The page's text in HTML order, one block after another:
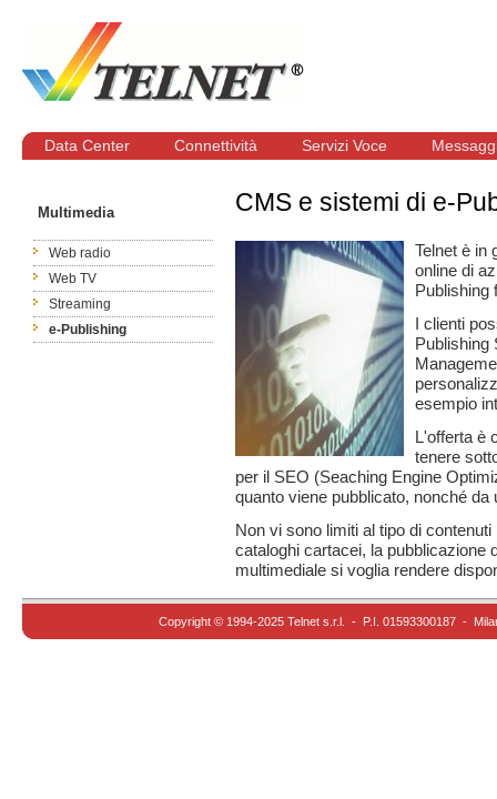
Data Center Connettività Servizi Voce
Multimedia
Web radio
Web TV
Streaming
e-Publishing
CMS e sistemi di e-
Telnet è in
online di
Publishing
I clienti
Publishing
esempio
L'offerta è
tenere
per il SEO (Seaching Engine
quanto viene pubblicato, nonché
Non vi sono limiti al tipo di
cataloghi cartacei, la pubblicazione
multimediale si voglia rendere
Copyright © 1994-2025 Telnet s.r.l. - P.I. 01593300187 -